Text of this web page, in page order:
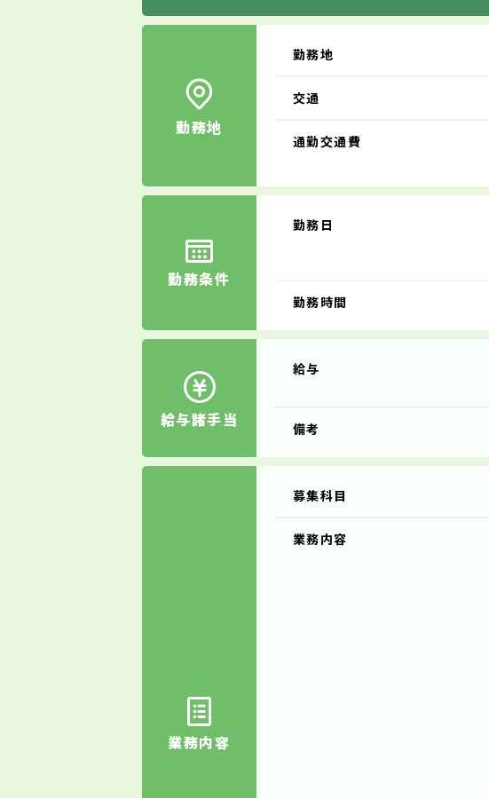
勤務地
勤務地
交通
通勤交通費
勤務条件
勤務日
勤務時間
給与諸手当
給与
備考
業務内容
募集科目
業務内容